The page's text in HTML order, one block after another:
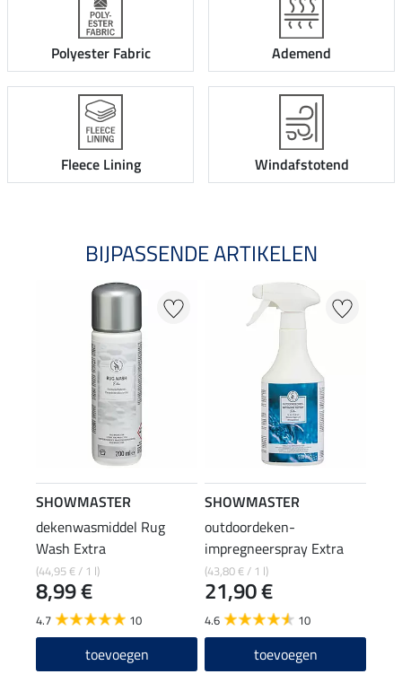
Polyester Fabric Ademend
Fleece Lining Windafstotend
BIJPASSENDE ARTIKELEN
SHOWMASTER
dekenwasmiddel Rug
Wash Extra
(44,95 € / 1 l)
8,99 €
4.7 10
toevoegen
SHOWMASTER
outdoordeken-
impregneerspray Extra
(43,80 € / 1 l)
21,90 €
4.6 10
toevoegen